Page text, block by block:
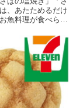
、あたためるだけ
魚料理が食べられ